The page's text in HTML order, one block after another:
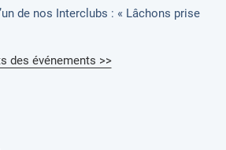
de nos Interclubs : « Lâchons prise
des événements >>